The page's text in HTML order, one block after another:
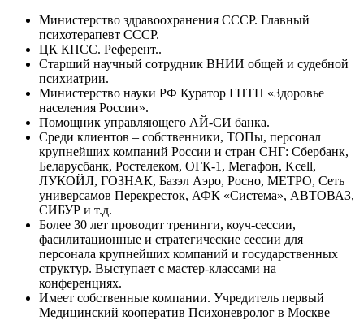
Министерство здравоохранения СССР. Главный
психотерапевт СССР.
ЦК КПСС. Референт..
Старший научный сотрудник ВНИИ общей и судебной
психиатрии.
Министерство науки РФ Куратор ГНТП «Здоровье
населения России».
Помощник управляющего АЙ-СИ банка.
Среди клиентов – собственники, ТОПы, персонал
крупнейших компаний России и стран СНГ: Сбербанк,
Беларусбанк, Ростелеком, ОГК-1, Мегафон, Kcell,
ЛУКОЙЛ, ГОЗНАК, Базэл Аэро, Росно, МЕТРО, Сеть
универсамов Перекресток, АФК «Система», АВТОВАЗ,
СИБУР и т.д.
Более 30 лет проводит тренинги, коуч-сессии,
фасилитационные и стратегические сессии для
персонала крупнейших компаний и государственных
структур. Выступает с мастер-классами на
конференциях.
Имеет собственные компании. Учредитель первый
Медицинский кооператив Психоневролог в Москве